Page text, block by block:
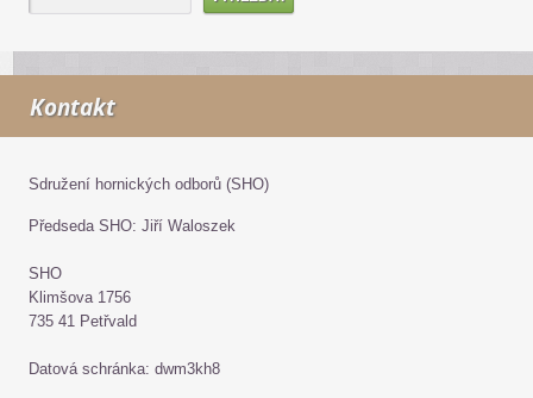
Kontakt
Sdružení hornických odborů (SHO)
Předseda SHO: Jiří Waloszek
SHO
Klimšova 1756
735 41 Petřvald
Datová schránka: dwm3kh8